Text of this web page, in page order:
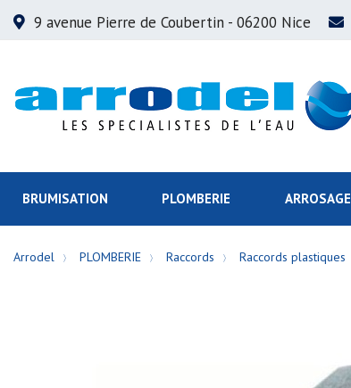
9 avenue Pierre de Coubertin - 06200 Nice
BRUMISATION PLOMBERIE ARROSAGE
Arrodel PLOMBERIE Raccords Raccords plastiques